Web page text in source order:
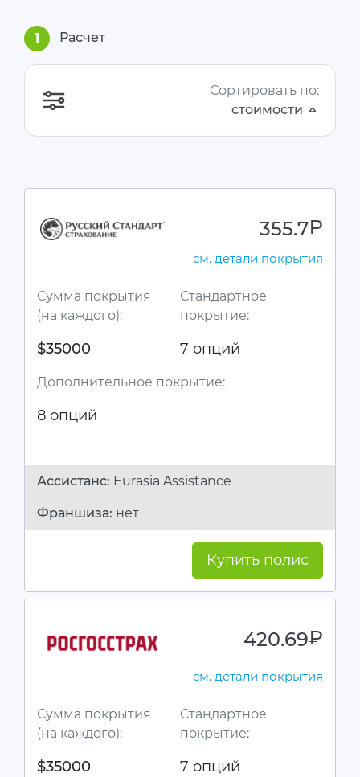
1 Расчет
Сортировать по:
стоимости
355.7руб.
см. детали покрытия
Сумма покрытия
(на каждого):
$35000
Стандартное
покрытие:
7 опций
Дополнительное покрытие:
8 опций
Ассистанc: Eurasia Assistance
Франшиза: нет
Купить полис
420.69руб.
см. детали покрытия
Сумма покрытия
(на каждого):
$35000
Стандартное
покрытие:
7 опций